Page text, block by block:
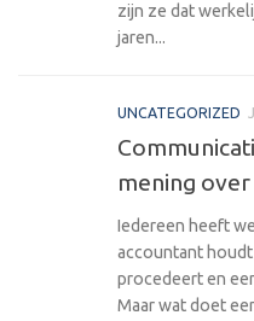
zijn ze dat
jaren...
UNCATEGORIZED
mening over
Iedereen heeft
accountant
procedeert en
Maar wat doet